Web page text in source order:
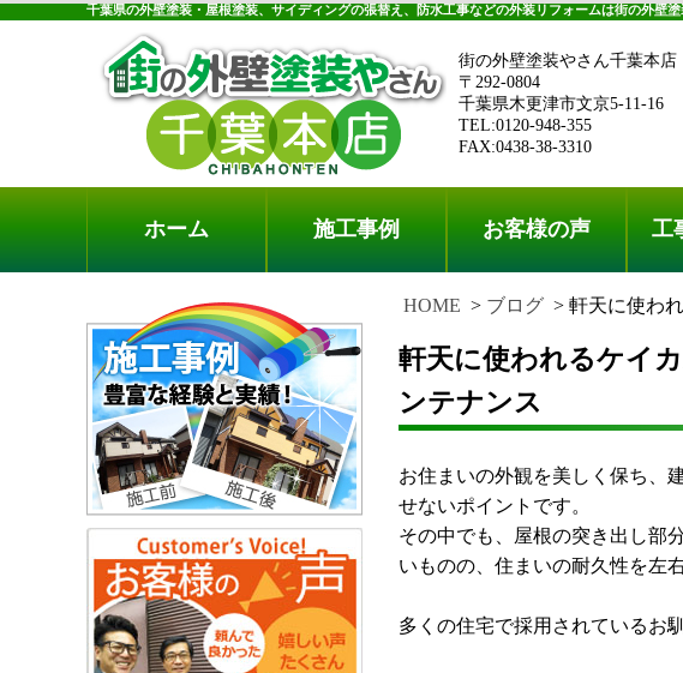
千葉県の外壁塗装・屋根塗装、サイディングの張替え、防水工事などの外装リフォームは街の外壁塗
街の外壁塗装やさん千葉本店
〒292-0804
千葉県木更津市文京5-11-16
TEL:0120-948-355
FAX:0438-38-3310
ホーム 施工事例 お客様の声 工
HOME ブログ 軒天に使わ
軒天に使われるケイ
ンテナンス
お住まいの外観を美しく保ち、
せないポイントです。
その中でも、屋根の突き出し部
いものの、住まいの耐久性を左
多くの住宅で採用されているお